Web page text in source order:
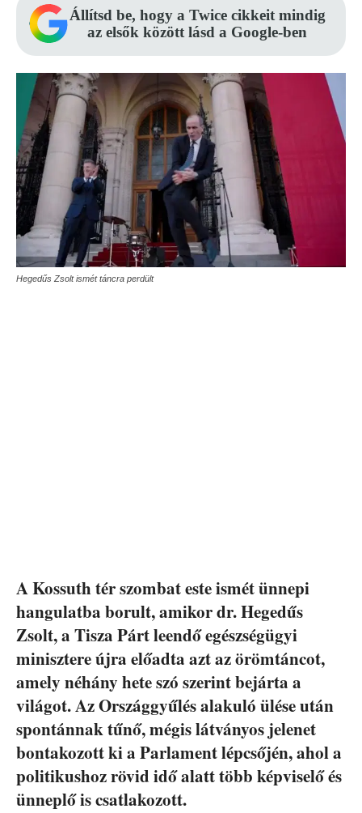
Állítsd be, hogy a Twice cikkeit mindig
az elsők között lásd a Google-ben
Hegedűs Zsolt ismét táncra perdült
A Kossuth tér szombat este ismét ünnepi
hangulatba borult, amikor dr. Hegedűs
Zsolt, a Tisza Párt leendő egészségügyi
minisztere újra előadta azt az örömtáncot,
amely néhány hete szó szerint bejárta a
világot. Az Országgyűlés alakuló ülése után
spontánnak tűnő, mégis látványos jelenet
bontakozott ki a Parlament lépcsőjén, ahol a
politikushoz rövid idő alatt több képviselő és
ünneplő is csatlakozott.